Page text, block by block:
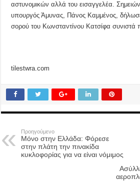
αστυνομικών αλλά του εισαγγελέα.
υπουργός Άμυνας, Πάνος Καμμένος,
σορού του Κωνσταντίνου Κατσίφα συνιστά
tilestwra.com
Προηγούμενο
Μόνο στην Ελλάδα: Φόρεσε
στην πλάτη την πινακίδα
κυκλοφορίας για να είναι νόμιμος